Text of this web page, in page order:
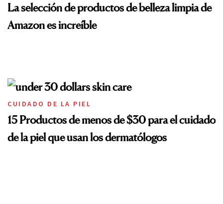
La selección de productos de belleza limpia de
Amazon es increíble
CUIDADO DE LA PIEL
15 Productos de menos de $30 para el cuidado
de la piel que usan los dermatólogos